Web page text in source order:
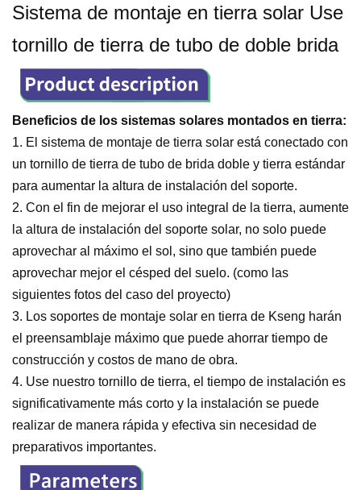
Sistema de montaje en tierra solar Use
tornillo de tierra de tubo de doble brida
Beneficios de los sistemas solares montados en tierra:
1. El sistema de montaje de tierra solar está conectado con
un tornillo de tierra de tubo de brida doble y tierra estándar
para aumentar la altura de instalación del soporte.
2. Con el fin de mejorar el uso integral de la tierra, aumente
la altura de instalación del soporte solar, no solo puede
aprovechar al máximo el sol, sino que también puede
aprovechar mejor el césped del suelo. (como las
siguientes fotos del caso del proyecto)
3. Los soportes de montaje solar en tierra de Kseng harán
el preensamblaje máximo que puede ahorrar tiempo de
construcción y costos de mano de obra.
4. Use nuestro tornillo de tierra, el tiempo de instalación es
significativamente más corto y la instalación se puede
realizar de manera rápida y efectiva sin necesidad de
preparativos importantes.